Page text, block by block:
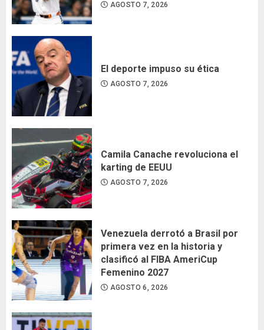
AGOSTO 7, 2026
El deporte impuso su ética
AGOSTO 7, 2026
Camila Canache revoluciona el
karting de EEUU
AGOSTO 7, 2026
Venezuela derrotó a Brasil por
primera vez en la historia y
clasificó al FIBA AmeriCup
Femenino 2027
AGOSTO 6, 2026